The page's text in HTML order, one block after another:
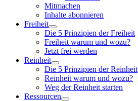
Mitmachen
Inhalte abonnieren
Freiheit
Die 5 Prinzipien der Freiheit
Freiheit warum und wozu?
Jetzt frei werden
Reinheit
Die 5 Prinzipien der Reinheit
Reinheit warum und wozu?
Weg der Reinheit starten
Ressourcen